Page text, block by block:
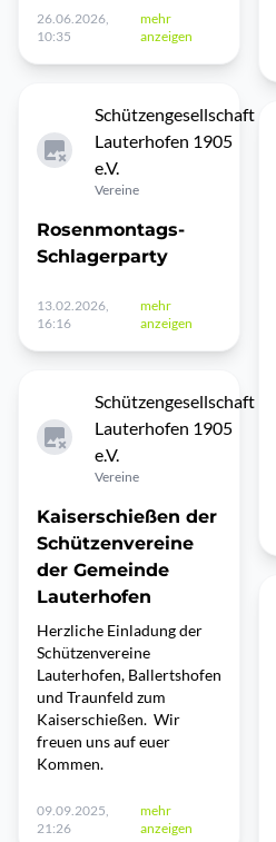
26.06.2026,
10:35
mehr
anzeigen
Schützengesellschaft
Lauterhofen 1905
e.V.
Vereine
Rosenmontags-
Schlagerparty
13.02.2026,
16:16
mehr
anzeigen
Schützengesellschaft
Lauterhofen 1905
e.V.
Vereine
Kaiserschießen der
Schützenvereine
der Gemeinde
Lauterhofen
Herzliche Einladung der
Schützenvereine
Lauterhofen, Ballertshofen
und Traunfeld zum
Kaiserschießen. Wir
freuen uns auf euer
Kommen.
09.09.2025,
21:26
mehr
anzeigen